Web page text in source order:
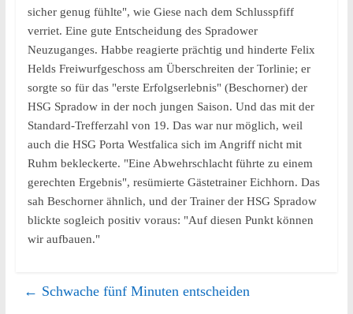
sicher genug fühlte", wie Giese nach dem Schlusspfiff
verriet. Eine gute Entscheidung des Spradower
Neuzuganges. Habbe reagierte prächtig und hinderte Felix
Helds Freiwurfgeschoss am Überschreiten der Torlinie; er
sorgte so für das "erste Erfolgserlebnis" (Beschorner) der
HSG Spradow in der noch jungen Saison. Und das mit der
Standard-Trefferzahl von 19. Das war nur möglich, weil
auch die HSG Porta Westfalica sich im Angriff nicht mit
Ruhm bekleckerte. "Eine Abwehrschlacht führte zu einem
gerechten Ergebnis", resümierte Gästetrainer Eichhorn. Das
sah Beschorner ähnlich, und der Trainer der HSG Spradow
blickte sogleich positiv voraus: "Auf diesen Punkt können
wir aufbauen."
← Schwache fünf Minuten entscheiden